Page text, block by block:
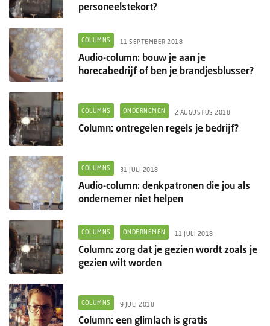
Nieuwe lunchrooms
Columns
Groots ondernemen
personeelstekort?
COLUMNS 11 SEPTEMBER 2018
Audio-column: bouw je aan je
horecabedrijf of ben je brandjesblusser?
COLUMNS ONDERNEMEN 2 AUGUSTUS 2018
Column: ontregelen regels je bedrijf?
COLUMNS 31 JULI 2018
Audio-column: denkpatronen die jou als
ondernemer niet helpen
COLUMNS ONDERNEMEN 11 JULI 2018
Column: zorg dat je gezien wordt zoals je
gezien wilt worden
COLUMNS 9 JULI 2018
Column: een glimlach is gratis